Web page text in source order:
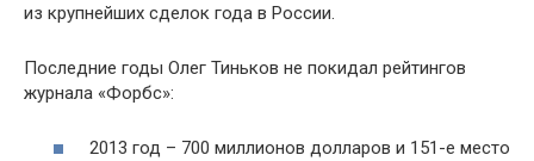
из крупнейших сделок года в России.
Последние годы Олег Тиньков не покидал рейтингов
журнала «Форбс»:
2013 год – 700 миллионов долларов и 151-е место